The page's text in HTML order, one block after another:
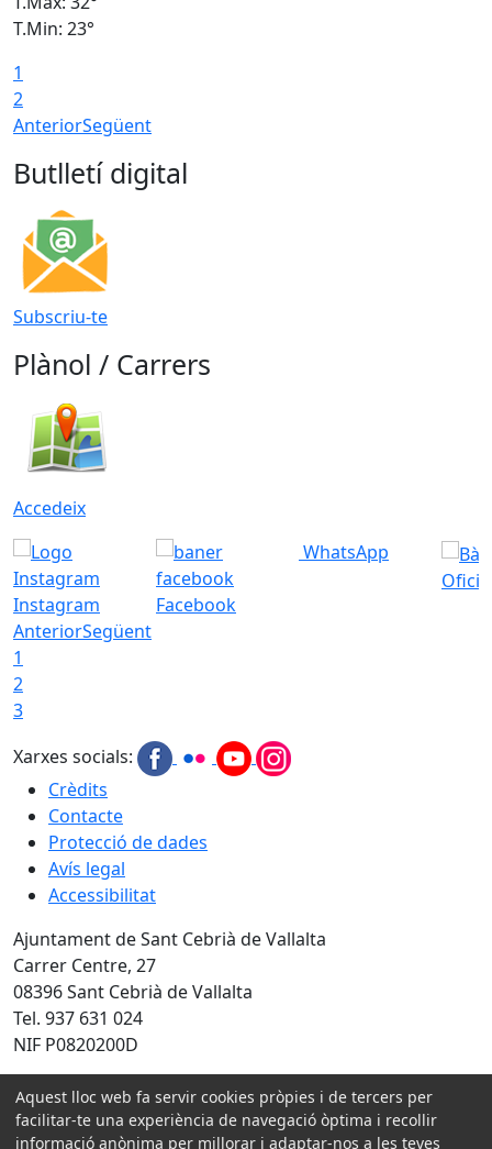
T.Min: 23°
1
2
AnteriorSegüent
Butlletí digital
Subscriu-te
Plànol / Carrers
Accedeix
Instagram Facebook
WhatsApp
AnteriorSegüent
1
2
3
Xarxes socials:
Crèdits
Contacte
Protecció de dades
Avís legal
Accessibilitat
Ajuntament de Sant Cebrià de Vallalta
Carrer Centre, 27
08396 Sant Cebrià de Vallalta
Tel. 937 631 024
NIF P0820200D
Amb la col·laboració de:
Aquest lloc web fa servir cookies pròpies i de tercers per
facilitar-te una experiència de navegació òptima i recollir
informació anònima per millorar i adaptar-nos a les teves